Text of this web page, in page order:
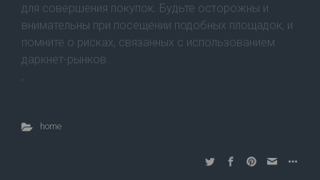
для совершения покупок. Будьте осторожны и
внимательны при посещении подобных площадок, и
помните о рисках, связанных с использованием
даркнет-рынков.
;
home